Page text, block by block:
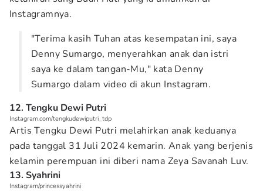
Instagramnya.
"Terima kasih Tuhan atas kesempatan ini, saya
Denny Sumargo, menyerahkan anak dan istri
saya ke dalam tangan-Mu," kata Denny
Sumargo dalam video di akun Instagram.
12. Tengku Dewi Putri
Instagram.com/tengkudewiputri_tdp
Artis Tengku Dewi Putri melahirkan anak keduanya
pada tanggal 31 Juli 2024 kemarin. Anak yang berjenis
kelamin perempuan ini diberi nama Zeya Savanah Luv.
13. Syahrini
Instagram/princessyahrini